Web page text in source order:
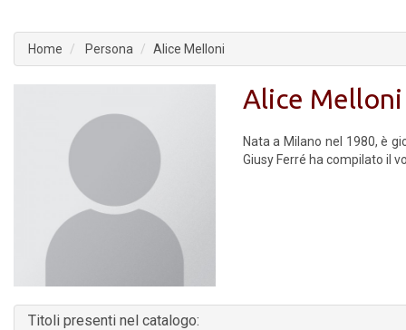
Home Persona Alice Melloni
Alice Melloni
Nata a Milano nel 1980, è
Giusy Ferré ha compilato il
Titoli presenti nel catalogo: